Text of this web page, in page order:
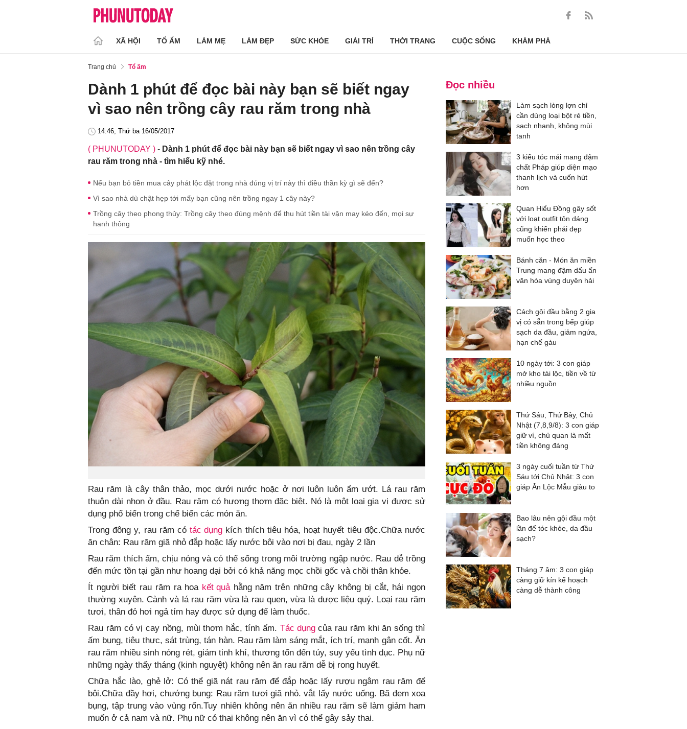
XÃ HỘI TỔ ẤM LÀM MẸ LÀM ĐẸP SỨC KHỎE GIẢI TRÍ THỜI TRANG CUỘC SỐNG KHÁM PHÁ
Trang chủ Tổ ấm
Dành 1 phút để đọc bài này bạn sẽ biết ngay
vì sao nên trồng cây rau răm trong nhà
14:46, Thứ ba 16/05/2017
( PHUNUTODAY ) - Dành 1 phút để đọc bài này bạn sẽ biết ngay vì sao nên trồng cây
rau răm trong nhà - tìm hiểu kỹ nhé.
Nếu bạn bỏ tiền mua cây phát lộc đặt trong nhà đúng vị trí này thì điều thần kỳ gì sẽ đến?
Vì sao nhà dù chật hẹp tới mấy bạn cũng nên trồng ngay 1 cây này?
Trồng cây theo phong thủy: Trồng cây theo đúng mệnh để thu hút tiền tài vận may kéo đến, mọi sự
hanh thông
Rau răm là cây thân thảo, mọc dưới nước hoặc ở nơi luôn luôn ẩm ướt. Lá rau răm
thuôn dài nhọn ở đầu. Rau răm có hương thơm đặc biệt. Nó là một loại gia vị được sử
dụng phổ biến trong chế biến các món ăn.
Trong đông y, rau răm cótác dụng kích thích tiêu hóa, hoạt huyết tiêu độc.Chữa nước
ăn chân: Rau răm giã nhỏ đắp hoặc lấy nước bôi vào nơi bị đau, ngày 2 lần
Rau răm thích ẩm, chịu nóng và có thể sống trong môi trường ngập nước. Rau dễ trồng
đến mức tồn tại gần như hoang dại bởi có khả năng mọc chồi gốc và chồi thân khỏe.
Ít người biết rau răm ra hoa kết quảhằng năm trên những cây không bị cắt, hái ngọn
thường xuyên. Cành và lá rau răm vừa là rau quen, vừa là dược liệu quý. Loại rau răm
tươi, thân đỏ hơi ngả tím hay được sử dụng để làm thuốc.
Rau răm có vị cay nồng, mùi thơm hắc, tính ấm. Tác dụngcủa rau răm khi ăn sống thì
ấm bụng, tiêu thực, sát trùng, tán hàn. Rau răm làm sáng mắt, ích trí, mạnh gân cốt. Ăn
rau răm nhiều sinh nóng rét, giảm tinh khí, thương tổn đến tủy, suy yếu tình dục. Phụ nữ
những ngày thấy tháng (kinh nguyệt) không nên ăn rau răm dễ bị rong huyết.
Chữa hắc lào, ghẻ lở: Có thể giã nát rau răm để đắp hoặc lấy rượu ngâm rau răm để
bôi.Chữa đầy hơi, chướng bụng: Rau răm tươi giã nhỏ. vắt lấy nước uống. Bã đem xoa
bụng, tập trung vào vùng rốn.Tuy nhiên không nên ăn nhiều rau răm sẽ làm giảm ham
muốn ở cả nam và nữ. Phụ nữ có thai không nên ăn vì có thể gây sảy thai.
Đọc nhiều
Làm sạch lòng lợn chỉ
cần dùng loại bột rẻ tiền,
sạch nhanh, không mùi
tanh
3 kiểu tóc mái mang đậm
chất Pháp giúp diện mạo
thanh lịch và cuốn hút
hơn
Quan Hiểu Đồng gây sốt
với loạt outfit tôn dáng
cũng khiến phái đẹp
muốn học theo
Bánh căn - Món ăn miền
Trung mang đậm dấu ấn
văn hóa vùng duyên hải
Cách gội đầu bằng 2 gia
vị có sẵn trong bếp giúp
sạch da đầu, giảm ngứa,
hạn chế gàu
10 ngày tới: 3 con giáp
mở kho tài lộc, tiền về từ
nhiều nguồn
Thứ Sáu, Thứ Bảy, Chủ
Nhật (7,8,9/8): 3 con giáp
giữ ví, chủ quan là mất
tiền không đáng
3 ngày cuối tuần từ Thứ
Sáu tới Chủ Nhật: 3 con
giáp Ăn Lộc Mẫu giàu to
Bao lâu nên gội đầu một
lần để tóc khỏe, da đầu
sạch?
Tháng 7 âm: 3 con giáp
càng giữ kín kế hoạch
càng dễ thành công